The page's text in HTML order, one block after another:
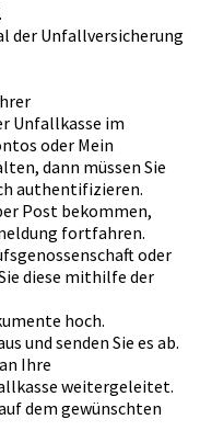
der Unfallversicherung
Unfallkasse im
oder Mein
dann müssen Sie
authentifizieren.
Post bekommen,
fortfahren.
oder
diese mithilfe der
hoch.
und senden Sie es ab.
Ihre
weitergeleitet.
dem gewünschten